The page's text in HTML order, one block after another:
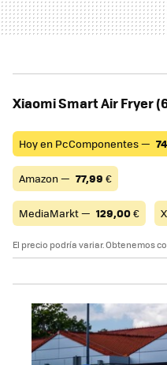
Xiaomi Smart Air Fryer
Hoy en PcComponentes —
Amazon — 77,99 €
MediaMarkt — 129,00€
El precio podría variar. Obtenemos